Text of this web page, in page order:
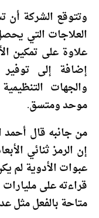
وتتوقع الشركة أن
العلاجات التي
علاوة على تمكين
إضافة إلى
والجهات
موحد ومتسق.
عبوات الأدوية لم
قراءته على
متاحة بالفعل مثل